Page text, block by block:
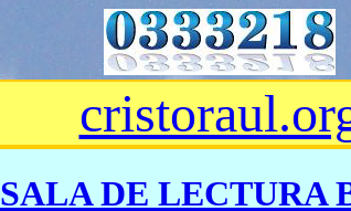
SALA DE LECTURA